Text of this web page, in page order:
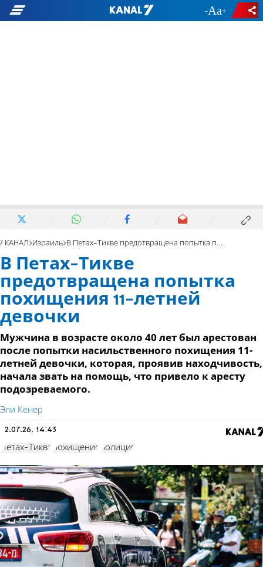
- +
7 КАНАЛ Израиль В Петах-Тикве предотвращена попытка похищения 11-летней девочки
В Петах-Тикве
предотвращена попытка
похищения 11-летней
девочки
Мужчина в возрасте около 40 лет был арестован
после попытки насильственного похищения 11-
летней девочки, которая, проявив находчивость,
начала звать на помощь, что привело к аресту
подозреваемого.
Эли Кенер
2.07.26, 14:43
Петах-Тиква похищение полиция